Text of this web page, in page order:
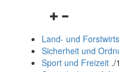
Navigationsmenü
und
schließen
Land- und
Sicherheit und
Sport und Freizeit ./